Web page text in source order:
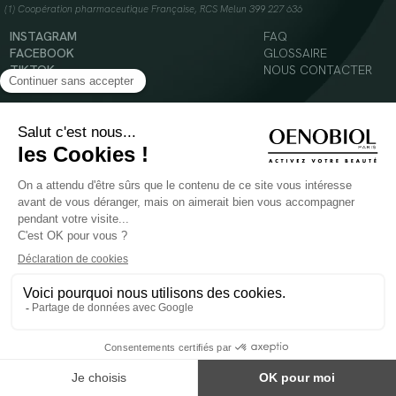
(1) Coopération pharmaceutique Française, RCS Melun 399 227 636
INSTAGRAM
FACEBOOK
TIKTOK
YOUTUBE
FAQ
GLOSSAIRE
NOUS CONTACTER
© 2024 Oenobiol Paris
Mentions légales
Politique en matière de cookies
POUR VOTRE SANTÉ, MANGEZ AU MOINS CINQ FRUITS ET LÉGUMES PAR JOUR -
Les complément alimentaires doivent être utilisés dans le cadre d'un mode de vie sain et
ne pas être utilisés comme substituts d'un régimes alimentaire varié et équilibré.